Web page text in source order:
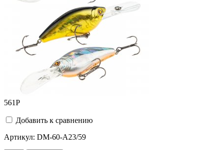
561Р
Добавить к сравнению
Артикул: DM-60-A23/59